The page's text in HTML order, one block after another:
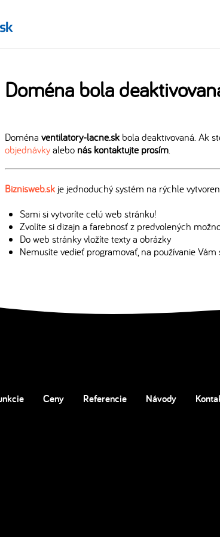
Doména bola
Doména ventilatory-lacne.sk bola deaktivovaná. Ak
objednávkyalebo nás kontaktujte prosím
Biznisweb.sk je jednoduchý systém na rýchle
Sami si vytvoríte celú web stránku!
Zvolíte si dizajn a farebnosť z predvolených
Do web stránky vložíte texty a obrázky
Nemusíte vedieť programovať, na používanie
Ceny Referencie Návody